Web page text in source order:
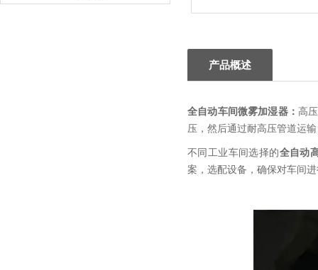
产品概述
全自动车间微雾加湿器：高
压，然后通过耐高压管道运
不同工业车间选择的全自动
案，选配设备，确保对车间